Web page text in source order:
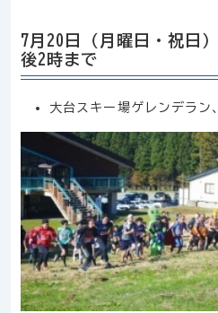
7月20日（月曜日・祝日
後2時まで
大台スキー場ゲレンデラン